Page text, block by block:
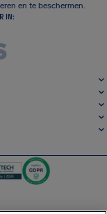
en te beschermen.
IN: